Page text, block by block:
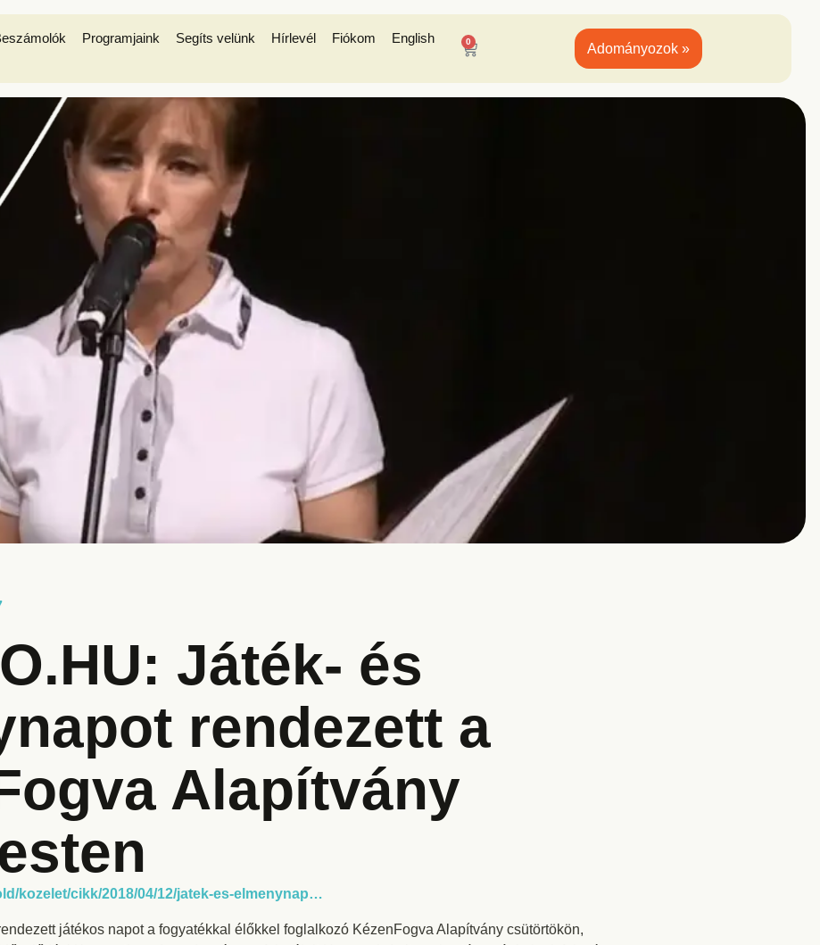
Programjaink Segíts velünk Hírlevél Fiókom English 0 Adományozok »
Játék- és
rendezett a
Alapítvány
kozelet/cikk/2018/04/12/jatek-es-elmenynap…
játékos napot a fogyatékkal élőkkel foglalkozó KézenFogva Alapítvány csütörtökön,